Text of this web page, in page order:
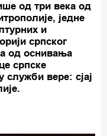
од три века од
једне
и
српског
од оснивања
српске
служби вере: сјај